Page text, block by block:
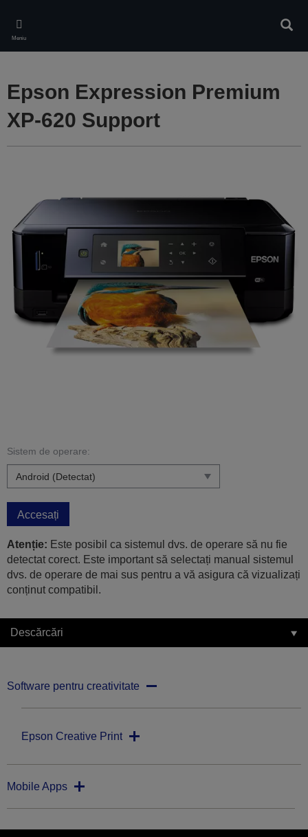
main
content
Meniu
Epson Expression Premium
XP-620 Support
Sistem de operare:
Accesați
Atenție: Este posibil ca sistemul dvs. de operare să nu fie
detectat corect. Este important să selectați manual sistemul
dvs. de operare de mai sus pentru a vă asigura că vizualizați
conținut compatibil.
Descărcări
Software pentru creativitate
Epson Creative Print
Mobile Apps